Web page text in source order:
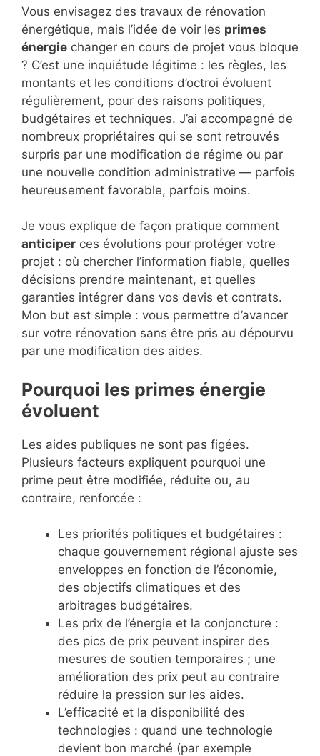
Vous envisagez des travaux de rénovation
énergétique, mais l’idée de voir les primes
énergie changer en cours de projet vous bloque
? C’est une inquiétude légitime : les règles, les
montants et les conditions d’octroi évoluent
régulièrement, pour des raisons politiques,
budgétaires et techniques. J’ai accompagné de
nombreux propriétaires qui se sont retrouvés
surpris par une modification de régime ou par
une nouvelle condition administrative — parfois
heureusement favorable, parfois moins.
Je vous explique de façon pratique comment
anticiper ces évolutions pour protéger votre
projet : où chercher l’information fiable, quelles
décisions prendre maintenant, et quelles
garanties intégrer dans vos devis et contrats.
Mon but est simple : vous permettre d’avancer
sur votre rénovation sans être pris au dépourvu
par une modification des aides.
Pourquoi les primes énergie
évoluent
Les aides publiques ne sont pas figées.
Plusieurs facteurs expliquent pourquoi une
prime peut être modifiée, réduite ou, au
contraire, renforcée :
Les priorités politiques et budgétaires :
chaque gouvernement régional ajuste ses
enveloppes en fonction de l’économie,
des objectifs climatiques et des
arbitrages budgétaires.
Les prix de l’énergie et la conjoncture :
des pics de prix peuvent inspirer des
mesures de soutien temporaires ; une
amélioration des prix peut au contraire
réduire la pression sur les aides.
L’efficacité et la disponibilité des
technologies : quand une technologie
devient bon marché (par exemple